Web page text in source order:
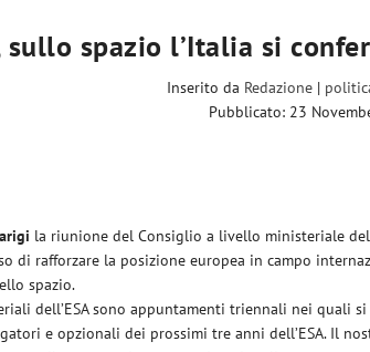
sullo spazio l’Italia si
Inserito da Redazione |
Pubblicato: 23
la riunione del Consiglio a livello ministeriale
di rafforzare la posizione europea in campo
spazio.
dell’ESA sono appuntamenti triennali nei quali
e opzionali dei prossimi tre anni dell’ESA. Il